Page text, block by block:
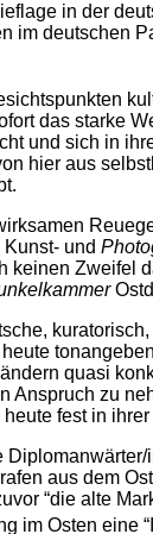
in der
im deutschen
das starke
und sich in
hier aus
und
keinen Zweifel
quasi
Anspruch zu
heute fest in
aus dem
“die alte
im Osten eine